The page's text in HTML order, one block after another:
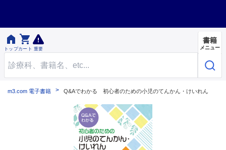

トップ

カート 重要
書籍
メニュー
m3.com 電子書籍 Q&Aでわかる 初心者のための小児のてんかん・けいれん